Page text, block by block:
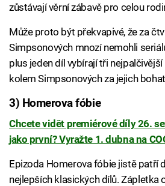
zůstávají věrní zábavě pro celou
Může proto být překvapivé, že za
Simpsonových mnozí nemohli
plus jeden díl vybírají tři
kolem Simpsonových za jejich
3) Homerova fóbie
Chcete vidět premiérové díly 26.
jako první? Vyražte 1. dubna na
Epizoda Homerova fóbie jistě patří
nejlepších klasických dílů. Zápletka